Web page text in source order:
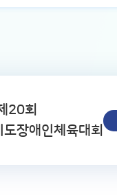
20회
장애인체육대회